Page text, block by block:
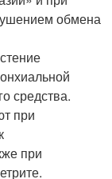
обмена
средства.
при
при